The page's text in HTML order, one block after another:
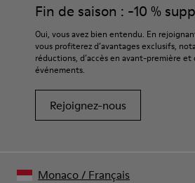
Fin de saison : -10 %
Oui, vous avez bien entendu. En
vous profiterez d’avantages exclusifs,
réductions, d’accès en avant-première et
événements.
Rejoignez-nous
Monaco/ Français